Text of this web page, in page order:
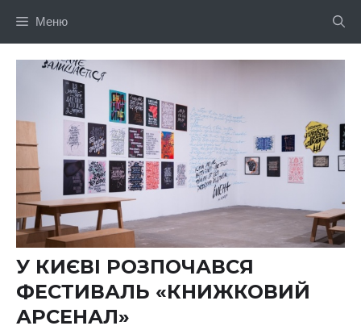
Меню
У КИЄВІ РОЗПОЧАВСЯ
ФЕСТИВАЛЬ «КНИЖКОВИЙ
АРСЕНАЛ»